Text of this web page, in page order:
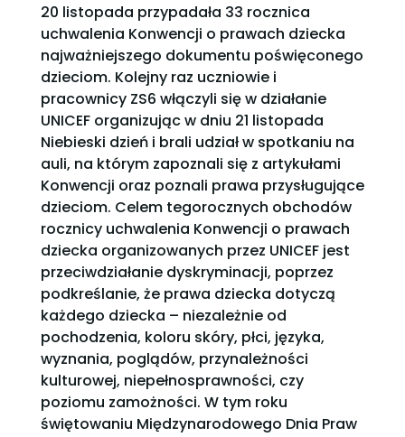
20 listopada przypadała 33 rocznica
uchwalenia Konwencji o prawach dziecka
najważniejszego dokumentu poświęconego
dzieciom. Kolejny raz uczniowie i
pracownicy ZS6 włączyli się w działanie
UNICEF organizując w dniu 21 listopada
Niebieski dzień i brali udział w spotkaniu na
auli, na którym zapoznali się z artykułami
Konwencji oraz poznali prawa przysługujące
dzieciom. Celem tegorocznych obchodów
rocznicy uchwalenia Konwencji o prawach
dziecka organizowanych przez UNICEF jest
przeciwdziałanie dyskryminacji, poprzez
podkreślanie, że prawa dziecka dotyczą
każdego dziecka – niezależnie od
pochodzenia, koloru skóry, płci, języka,
wyznania, poglądów, przynależności
kulturowej, niepełnosprawności, czy
poziomu zamożności. W tym roku
świętowaniu Międzynarodowego Dnia Praw